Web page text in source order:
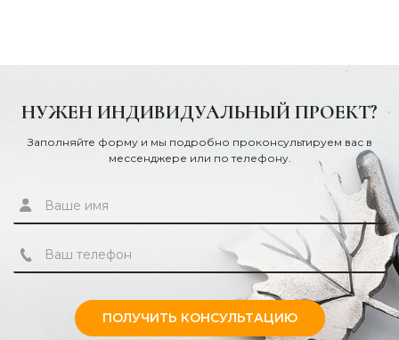
НУЖЕН ИНДИВИДУАЛЬНЫЙ ПРОЕКТ?
Заполняйте форму и мы подробно проконсультируем вас в
мессенджере или по телефону.
ПОЛУЧИТЬ КОНСУЛЬТАЦИЮ